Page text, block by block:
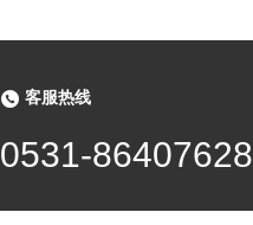
客服热线
0531-86407628